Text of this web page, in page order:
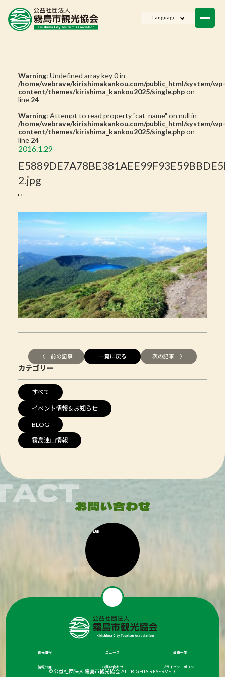
Language
Warning: Undefined array key 0 in
/home/webrave/kirishimakankou.com/public_html/system/wp-
content/themes/kirishima_kankou2025/single.phpon
line 24
Warning: Attempt to read property "cat_name" on null in
/home/webrave/kirishimakankou.com/public_html/system/wp-
content/themes/kirishima_kankou2025/single.phpon
line 24
2016.1.29
2.jpg
〈 前の記事 一覧に戻る 次の記事 〉
カテゴリー
すべて
イベント情報＆お知らせ
BLOG
霧島連山情報
観光情報 ニュース 会員一覧
情報公開 お問い合わせ プライバシーポリシー
© 公益社団法人 霧島市観光協会 ALL RIGHTS RESERVED.